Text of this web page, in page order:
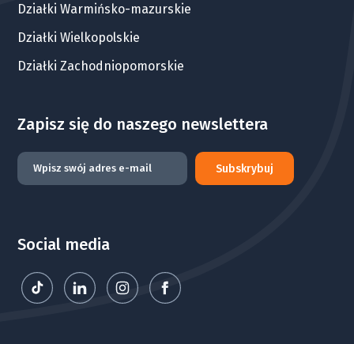
Działki Warmińsko-mazurskie
Działki Wielkopolskie
Działki Zachodniopomorskie
Zapisz się do naszego newslettera
Subskrybuj
Social media